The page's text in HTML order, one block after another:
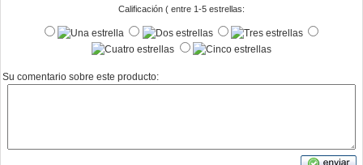
Calificación ( entre 1-5 estrellas:
Su comentario sobre este producto: